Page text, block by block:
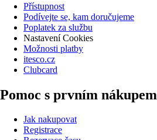
Přístupnost
Podívejte se, kam doručujeme
Poplatek za službu
Nastavení Cookies
Možnosti platby
itesco.cz
Clubcard
Pomoc s prvním nákupem
Jak nakupovat
Registrace